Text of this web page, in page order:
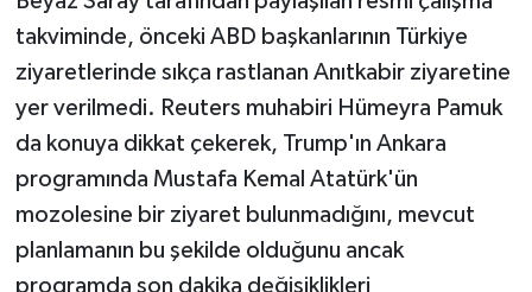
takviminde, önceki ABD başkanlarının Türkiye
ziyaretlerinde sıkça rastlanan Anıtkabir ziyaretine
yer verilmedi. Reuters muhabiri Hümeyra Pamuk
da konuya dikkat çekerek, Trump'ın Ankara
programında Mustafa Kemal Atatürk'ün
mozolesine bir ziyaret bulunmadığını, mevcut
planlamanın bu şekilde olduğunu ancak
programda son dakika değişiklikleri